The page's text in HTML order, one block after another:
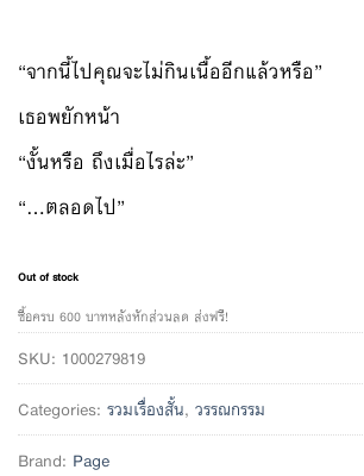
“จากนี้ไปคุณจะไม่กินเนื้ออีกแล้วหรือ”
เธอพยักหน้า
“งั้นหรือ ถึงเมื่อไรล่ะ”
“…ตลอดไป”
Out of stock
ซื้อครบ 600 บาทหลังหักส่วนลด ส่งฟรี!
SKU: 1000279819
Categories: รวมเรื่องสั้น, วรรณกรรม
Brand: Page